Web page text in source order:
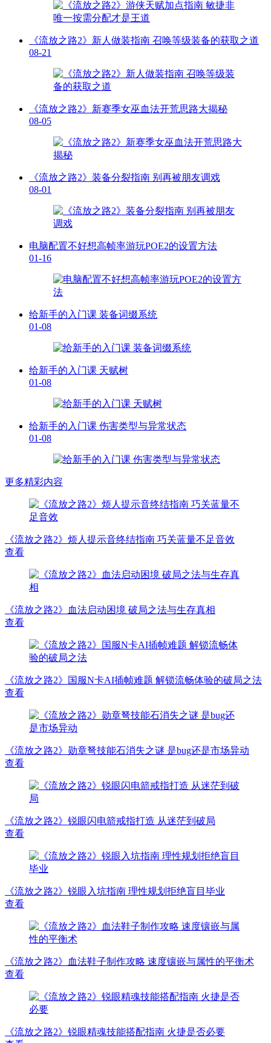
《流放之路2》新人做装指南 召唤等级装备的获取之道
08-21
《流放之路2》新赛季女巫血法开荒思路大揭秘
08-05
《流放之路2》装备分裂指南 别再被朋友调戏
08-01
电脑配置不好想高帧率游玩POE2的设置方法
01-16
给新手的入门课 装备词缀系统
01-08
给新手的入门课 天赋树
01-08
给新手的入门课 伤害类型与异常状态
01-08
更多精彩内容
《流放之路2》烦人提示音终结指南 巧关蓝量不足音效
查看
《流放之路2》血法启动困境 破局之法与生存真相
查看
《流放之路2》国服N卡AI插帧难题 解锁流畅体验的破局之法
查看
《流放之路2》勋章弩技能石消失之谜 是bug还是市场异动
查看
《流放之路2》锐眼闪电箭戒指打造 从迷茫到破局
查看
《流放之路2》锐眼入坑指南 理性规划拒绝盲目毕业
查看
《流放之路2》血法鞋子制作攻略 速度镶嵌与属性的平衡术
查看
《流放之路2》锐眼精魂技能搭配指南 火捷是否必要